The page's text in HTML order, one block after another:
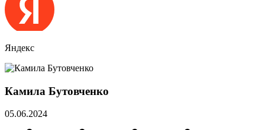
Яндекс
Камила Бутовченко
05.06.2024